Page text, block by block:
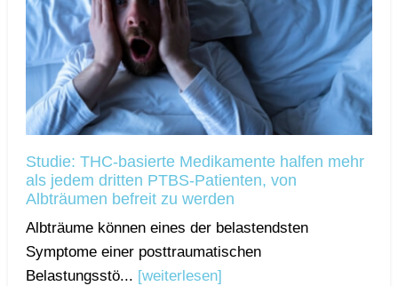
Studie: THC-basierte Medikamente halfen mehr
als jedem dritten PTBS-Patienten, von
Albträumen befreit zu werden
Albträume können eines der belastendsten
Symptome einer posttraumatischen
Belastungsstö... [weiterlesen]